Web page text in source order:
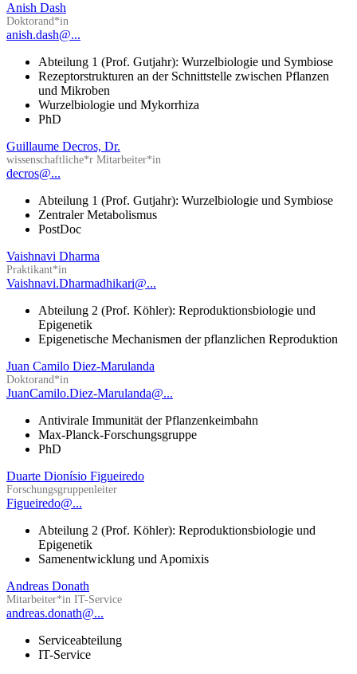
Anish Dash
Doktorand*in
anish.dash@...
Abteilung 1 (Prof. Gutjahr): Wurzelbiologie und Symbiose
Rezeptorstrukturen an der Schnittstelle zwischen Pflanzen
und Mikroben
Wurzelbiologie und Mykorrhiza
PhD
Guillaume Decros, Dr.
wissenschaftliche*r Mitarbeiter*in
decros@...
Abteilung 1 (Prof. Gutjahr): Wurzelbiologie und Symbiose
Zentraler Metabolismus
PostDoc
Vaishnavi Dharma
Praktikant*in
Vaishnavi.Dharmadhikari@...
Abteilung 2 (Prof. Köhler): Reproduktionsbiologie und
Epigenetik
Epigenetische Mechanismen der pflanzlichen Reproduktion
Juan Camilo Diez-Marulanda
Doktorand*in
JuanCamilo.Diez-Marulanda@...
Antivirale Immunität der Pflanzenkeimbahn
Max-Planck-Forschungsgruppe
PhD
Duarte Dionísio Figueiredo
Forschungsgruppenleiter
Figueiredo@...
Abteilung 2 (Prof. Köhler): Reproduktionsbiologie und
Epigenetik
Samenentwicklung und Apomixis
Andreas Donath
Mitarbeiter*in IT-Service
andreas.donath@...
Serviceabteilung
IT-Service